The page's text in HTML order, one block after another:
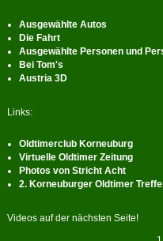
Ausgewählte Autos
Die Fahrt
Ausgewählte Per­son­en und
Bei Tom's
Austria 3D
Links:
Oldtimerclub Kor­neu­burg
Virtuelle Oldtimer Zeitung
Pho­tos von Stricht Acht
2. Kor­neu­burger Oldtimer
Vi­de­os auf der nächsten Seite!